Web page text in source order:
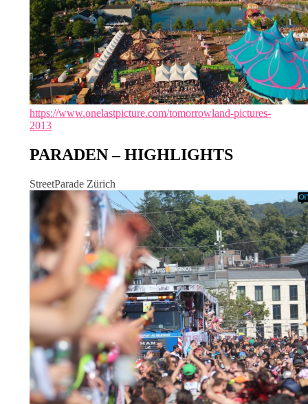
https://www.onelastpicture.com/tomorrowland-pictures-
2013
PARADEN – HIGHLIGHTS
StreetParade Zürich